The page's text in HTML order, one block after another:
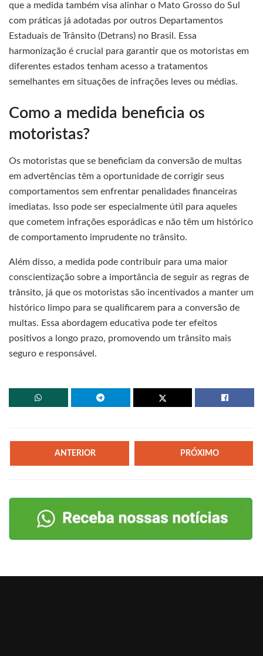
que a medida também visa alinhar o Mato Grosso do Sul
com práticas já adotadas por outros Departamentos
Estaduais de Trânsito (Detrans) no Brasil. Essa
harmonização é crucial para garantir que os motoristas em
diferentes estados tenham acesso a tratamentos
semelhantes em situações de infrações leves ou médias.
Como a medida beneficia os
motoristas?
Os motoristas que se beneficiam da conversão de multas
em advertências têm a oportunidade de corrigir seus
comportamentos sem enfrentar penalidades financeiras
imediatas. Isso pode ser especialmente útil para aqueles
que cometem infrações esporádicas e não têm um histórico
de comportamento imprudente no trânsito.
Além disso, a medida pode contribuir para uma maior
conscientização sobre a importância de seguir as regras de
trânsito, já que os motoristas são incentivados a manter um
histórico limpo para se qualificarem para a conversão de
multas. Essa abordagem educativa pode ter efeitos
positivos a longo prazo, promovendo um trânsito mais
seguro e responsável.
ANTERIOR PRÓXIMO